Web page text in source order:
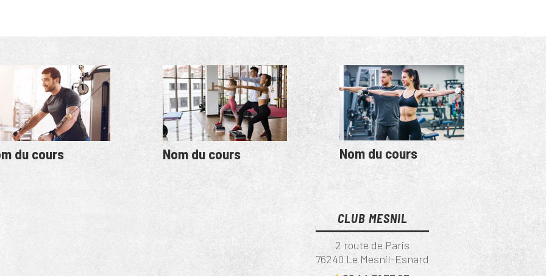
du cours Nom du cours Nom du cours
CLUB MESNIL
2 route de Paris
76240 Le Mesnil-Esnard